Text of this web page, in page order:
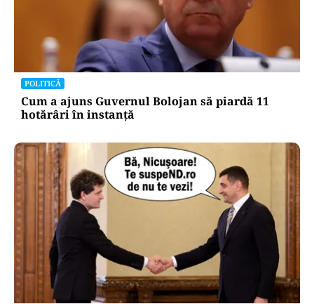
POLITICĂ
Cum a ajuns Guvernul Bolojan să piardă 11
hotărâri în instanță